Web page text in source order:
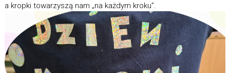
a kropki towarzyszą nam „na każdym kroku”.